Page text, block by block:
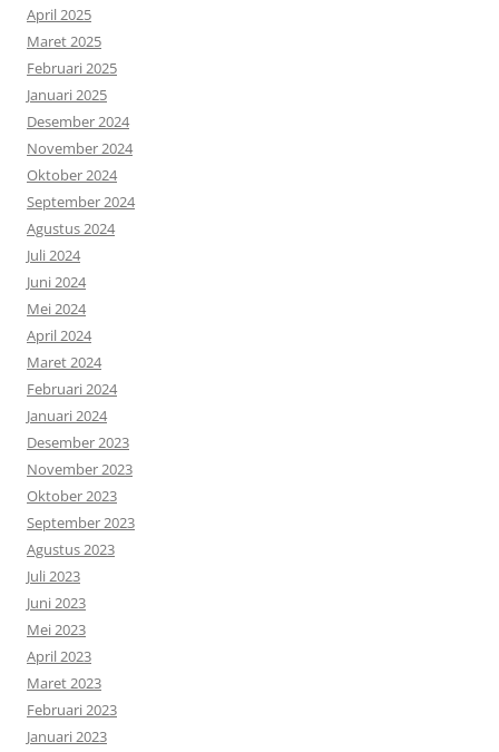
April 2025
Maret 2025
Februari 2025
Januari 2025
Desember 2024
November 2024
Oktober 2024
September 2024
Agustus 2024
Juli 2024
Juni 2024
Mei 2024
April 2024
Maret 2024
Februari 2024
Januari 2024
Desember 2023
November 2023
Oktober 2023
September 2023
Agustus 2023
Juli 2023
Juni 2023
Mei 2023
April 2023
Maret 2023
Februari 2023
Januari 2023